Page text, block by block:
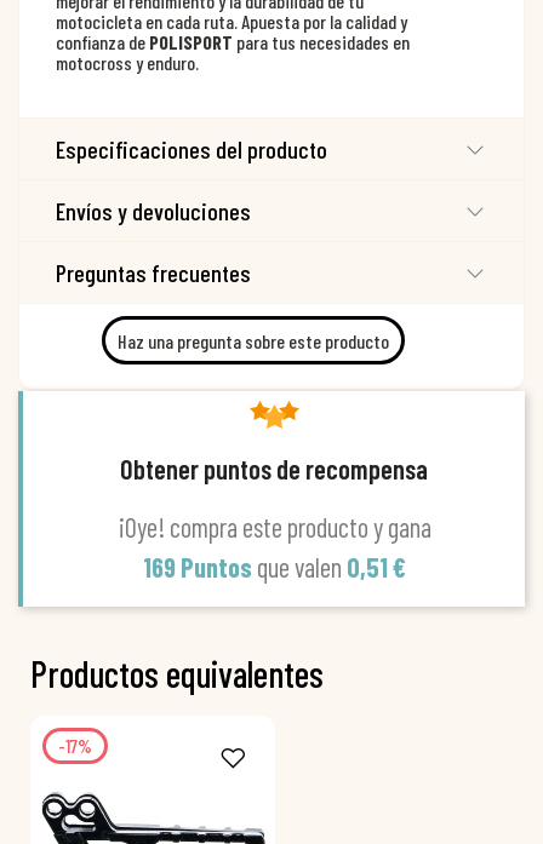
motocicleta en cada ruta. Apuesta por la calidad y
confianza de POLISPORT para tus necesidades en
motocross y enduro.
Especificaciones del producto
Envíos y devoluciones
Preguntas frecuentes
Haz una pregunta sobre este producto
Obtener puntos de recompensa
¡Oye! compra este producto y gana
169 Puntos que valen 0,51 €
Productos equivalentes
-17%